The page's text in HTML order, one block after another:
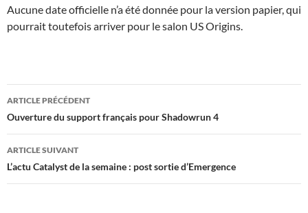
Aucune date officielle n’a été donnée pour la version papier, qui
pourrait toutefois arriver pour le salon US Origins.
Navigation
des
articles
ARTICLE PRÉCÉDENT
Ouverture du support français pour Shadowrun 4
ARTICLE SUIVANT
L’actu Catalyst de la semaine : post sortie d’Emergence